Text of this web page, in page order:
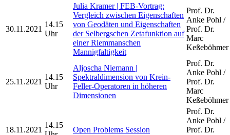
30.11.2021
14.15
Uhr
Julia Kramer | FEB-Vortrag:
Vergleich zwischen Eigenschaften
von Geodäten und Eigenschaften
der Selbergschen Zetafunktion auf
einer Riemmanschen
Mannigfaltigkeit
Prof. Dr.
Anke Pohl /
Prof. Dr.
Marc
Keßeböhmer
25.11.2021
14.15
Uhr
Aljoscha Niemann |
Spektraldimension von Krein-
Feller-Operatoren in höheren
Dimensionen
Prof. Dr.
Anke Pohl /
Prof. Dr.
Marc
Keßeböhmer
18.11.2021
14.15
Open Problems Session
Prof. Dr.
Anke Pohl /
Prof. Dr.